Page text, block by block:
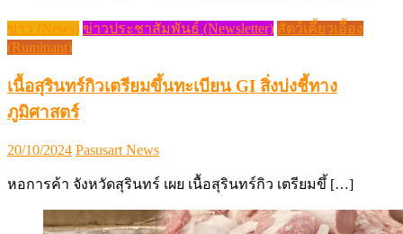
ข่าว (News) ข่าวประชาสัมพันธ์ (Newsletter) สัตว์เคี้ยวเอื้อง
(Ruminant)
เนื้อสุรินทร์กิวเตรียมขึ้นทะเบียน GI สิ่งบ่งชี้ทาง
ภูมิศาสตร์
Posted
20/10/2024 Author
Pasusart News
หอการค้า จังหวัดสุรินทร์ เผย เนื้อสุรินทร์กิว เตรียมขึ้ […]